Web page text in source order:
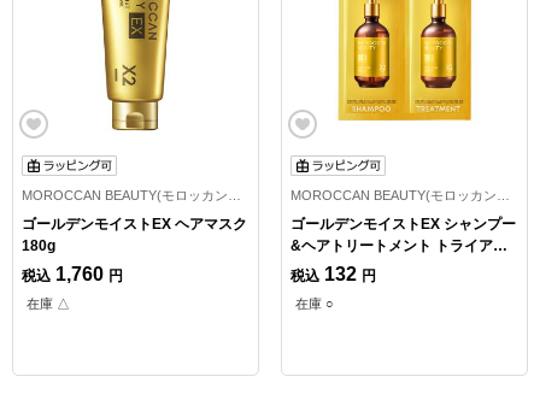
ゴールデンモイストEX ヘアマスク
180g
税込 1,760 円
在庫 △
ゴールデンモイストEX シャンプー
&ヘアトリートメント トライアル
1回分
税込 132 円
在庫 ○